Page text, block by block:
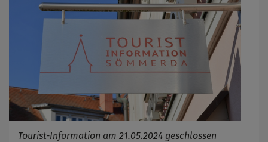
Tourist-Information am 21.05.2024 geschlossen